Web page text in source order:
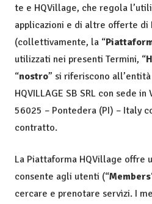
te e HQVillage, che regola
applicazioni e di altre offerte di
(collettivamente, la “
utilizzati nei presenti Termini, “
“nostro” si riferiscono
HQVILLAGE SB SRL con sede
56025 – Pontedera (PI) – Italy
contratto.
La Piattaforma HQVillage offre
consente agli utenti (“Members
cercare e prenotare servizi. I